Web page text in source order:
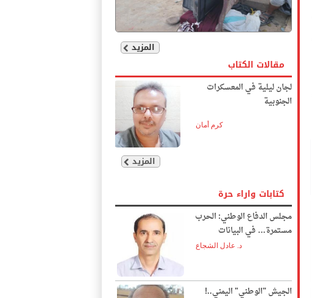
المزيد
مقالات الكتاب
لجان ليلية في المعسكرات
الجنوبية
كرم أمان
المزيد
كتابات واراء حرة
مجلس الدفاع الوطني: الحرب
مستمرة… في البيانات
د. عادل الشجاع
الجيش "الوطني" اليمني..!